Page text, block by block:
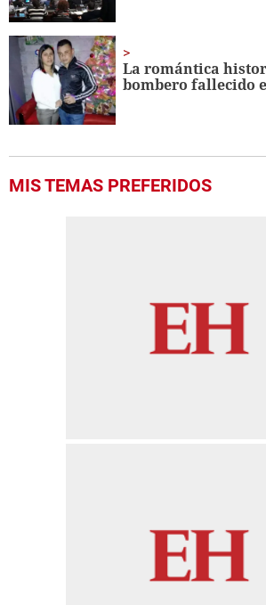
La romántica
bombero fallecido
MIS TEMAS PREFERIDOS